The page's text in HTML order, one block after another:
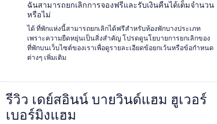
ฉันสามารถยกเลิกการจองฟรีและรับเงินคืนได้เต็มจำนวน
หรือไม่
ได้ ที่พักแห่งนี้สามารถยกเลิกได้ฟรีสำหรับห้องพักบางประเภท
เพราะความยืดหยุ่นเป็นสิ่งสำคัญ โปรดดูนโยบายการยกเลิกของ
ที่พักบนเว็บไซต์ของเราเพื่อดูรายละเอียดข้อยกเว้นหรือข้อกำหนด
ต่างๆ เพิ่มเติม
รีวิว
รีวิว เดย์สอินน์ บายวินด์แฮม ฮูเวอร์
เบอร์มิงแฮม